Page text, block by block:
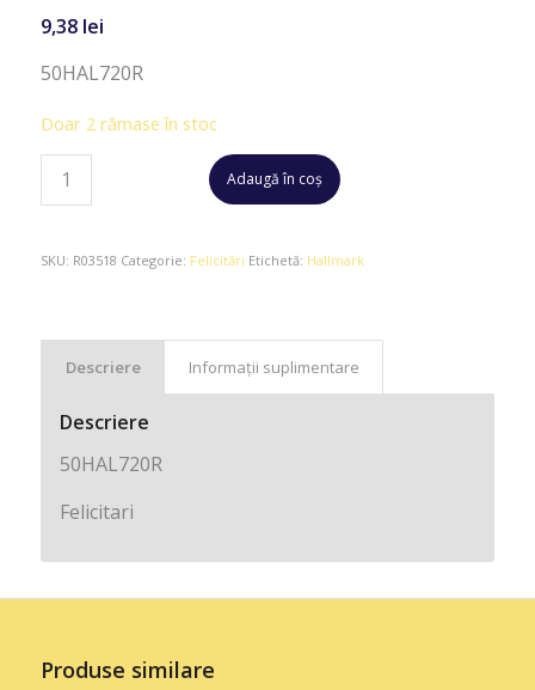
9,38 lei
50HAL720R
Doar 2 rămase în stoc
Adaugă în coș
SKU: R03518 Categorie: Felicitări Etichetă: Hallmark
Descriere Informații suplimentare
Descriere
50HAL720R
Felicitari
Produse similare